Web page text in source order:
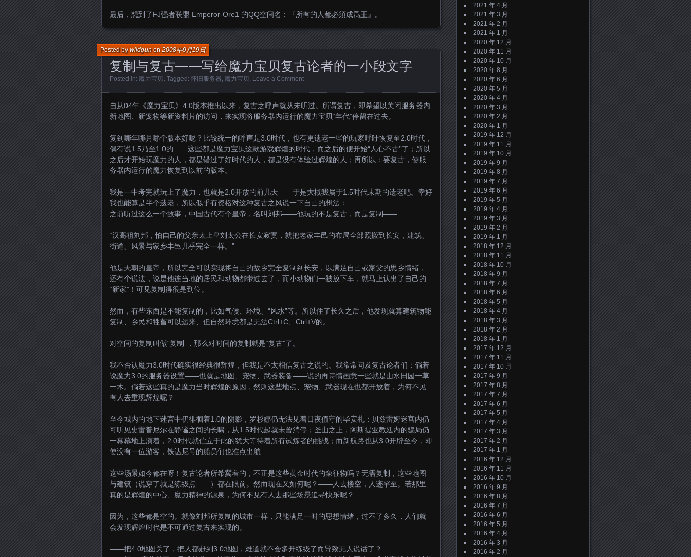
最后，想到了FJ强者联盟 Emperor-Ore1 的QQ空间名：『所有的人都必須成爲王』。
复制与复古——写给魔力宝贝复古论者的一小段文字
Posted bywildgunon2008年9月19日
Posted in: 魔力宝贝 . Tagged: 怀旧服务器 魔力宝贝 Leave a Comment
自从04年《魔力宝贝》4.0版本推出以来，复古之呼声就从未听过。所谓复古，即希望以关闭服务器内
新地图、新宠物等新资料片的访问，来实现将服务器内运行的魔力宝贝“年代”停留在过去。
复到哪年哪月哪个版本好呢？比较统一的呼声是3.0时代，也有更遗老一些的玩家呼吁恢复至2.0时代，
偶有说1.5乃至1.0的……这些都是魔力宝贝这款游戏辉煌的时代，而之后的便开始“人心不古”了；所以
之后才开始玩魔力的人，都是错过了好时代的人，都是没有体验过辉煌的人；再所以：要复古，使服
务器内运行的魔力恢复到以前的版本。
我是一中考完就玩上了魔力，也就是2.0开放的前几天——于是大概我属于1.5时代末期的遗老吧。幸好
我也能算是半个遗老，所以似乎有资格对这种复古之风说一下自己的想法：
之前听过这么一个故事，中国古代有个皇帝，名叫刘邦——他玩的不是复古，而是复制——
“汉高祖刘邦，怕自己的父亲太上皇刘太公在长安寂寞，就把老家丰邑的布局全部照搬到长安，建筑、
街道、风景与家乡丰邑几乎完全一样。”
他是天朝的皇帝，所以完全可以实现将自己的故乡完全复制到长安，以满足自己或家父的思乡情绪，
还有个说法，说是他连当地的居民和动物都带过去了，而小动物们一被放下车，就马上认出了自己的
“新家”！可见复制得很是到位。
然而，有些东西是不能复制的，比如气候、环境、“风水”等。所以住了长久之后，他发现就算建筑物能
复制、乡民和牲畜可以运来、但自然环境都是无法Ctrl+C、Ctrl+V的。
对空间的复制叫做“复制”，那么对时间的复制就是“复古”了。
我不否认魔力3.0时代确实很经典很辉煌，但我是不太相信复古之说的。我常常问及复古论者们：倘若
说魔力3.0的服务器设置——也就是地图、宠物、武器装备——说的再诗情画意一些就是山水田园一草
一木。倘若这些真的是魔力当时辉煌的原因，然则这些地点、宠物、武器现在也都开放着，为何不见
有人去重现辉煌呢？
至今城内的地下迷宫中仍徘徊着1.0的阴影，罗杉娜仍无法见着日夜值守的毕安札；贝兹雷姆迷宫内仍
可听见史雷普尼尔在静谧之间的长啸，从1.5时代起就未曾消停；圣山之上，阿斯提亚教廷内的骗局仍
一幕幕地上演着，2.0时代就伫立于此的犹大等待着所有试炼者的挑战；而新航路也从3.0开辟至今，即
使没有一位游客，铁达尼号的船员们也准点出航……
这些场景如今都在呀！复古论者所希冀着的，不正是这些黄金时代的象征物吗？无需复制，这些地图
与建筑（说穿了就是练级点……）都在眼前。然而现在又如何呢？——人去楼空，人迹罕至。若那里
真的是辉煌的中心、魔力精神的源泉，为何不见有人去那些场景追寻快乐呢？
因为，这些都是空的。就像刘邦所复制的城市一样，只能满足一时的思想情绪，过不了多久，人们就
会发现辉煌时代是不可通过复古来实现的。
——把4.0地图关了，把人都赶到3.0地图，难道就不会多开练级了而导致无人说话了？
2021 年 4 月
2021 年 3 月
2021 年 2 月
2021 年 1 月
2020 年 12 月
2020 年 11 月
2020 年 10 月
2020 年 8 月
2020 年 6 月
2020 年 5 月
2020 年 4 月
2020 年 3 月
2020 年 2 月
2020 年 1 月
2019 年 12 月
2019 年 11 月
2019 年 10 月
2019 年 9 月
2019 年 8 月
2019 年 7 月
2019 年 6 月
2019 年 5 月
2019 年 4 月
2019 年 3 月
2019 年 2 月
2019 年 1 月
2018 年 12 月
2018 年 11 月
2018 年 10 月
2018 年 9 月
2018 年 7 月
2018 年 6 月
2018 年 5 月
2018 年 4 月
2018 年 3 月
2018 年 2 月
2018 年 1 月
2017 年 12 月
2017 年 11 月
2017 年 10 月
2017 年 9 月
2017 年 8 月
2017 年 7 月
2017 年 6 月
2017 年 5 月
2017 年 4 月
2017 年 3 月
2017 年 2 月
2017 年 1 月
2016 年 12 月
2016 年 11 月
2016 年 10 月
2016 年 9 月
2016 年 8 月
2016 年 7 月
2016 年 6 月
2016 年 5 月
2016 年 4 月
2016 年 3 月
2016 年 2 月